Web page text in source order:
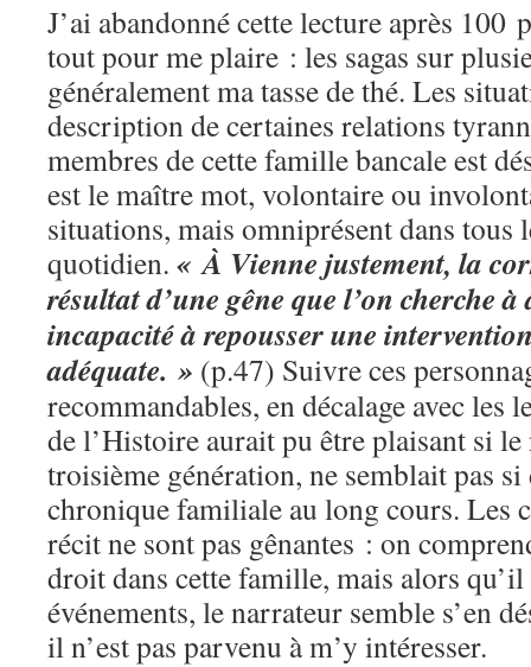
J’ai abandonné cette lecture après 100
tout pour me plaire : les sagas sur
généralement ma tasse de thé. Les
description de certaines relations
membres de cette famille bancale est
est le maître mot, volontaire ou
situations, mais omniprésent dans tous
quotidien. « À Vienne justement, la
résultat d’une gêne que l’on cherche
incapacité à repousser une
adéquate. » (p.47) Suivre ces
recommandables, en décalage avec les
de l’Histoire aurait pu être plaisant si
troisième génération, ne semblait pas si
chronique familiale au long cours. Les
récit ne sont pas gênantes : on
droit dans cette famille, mais alors
événements, le narrateur semble s’en
il n’est pas parvenu à m’y intéresser.